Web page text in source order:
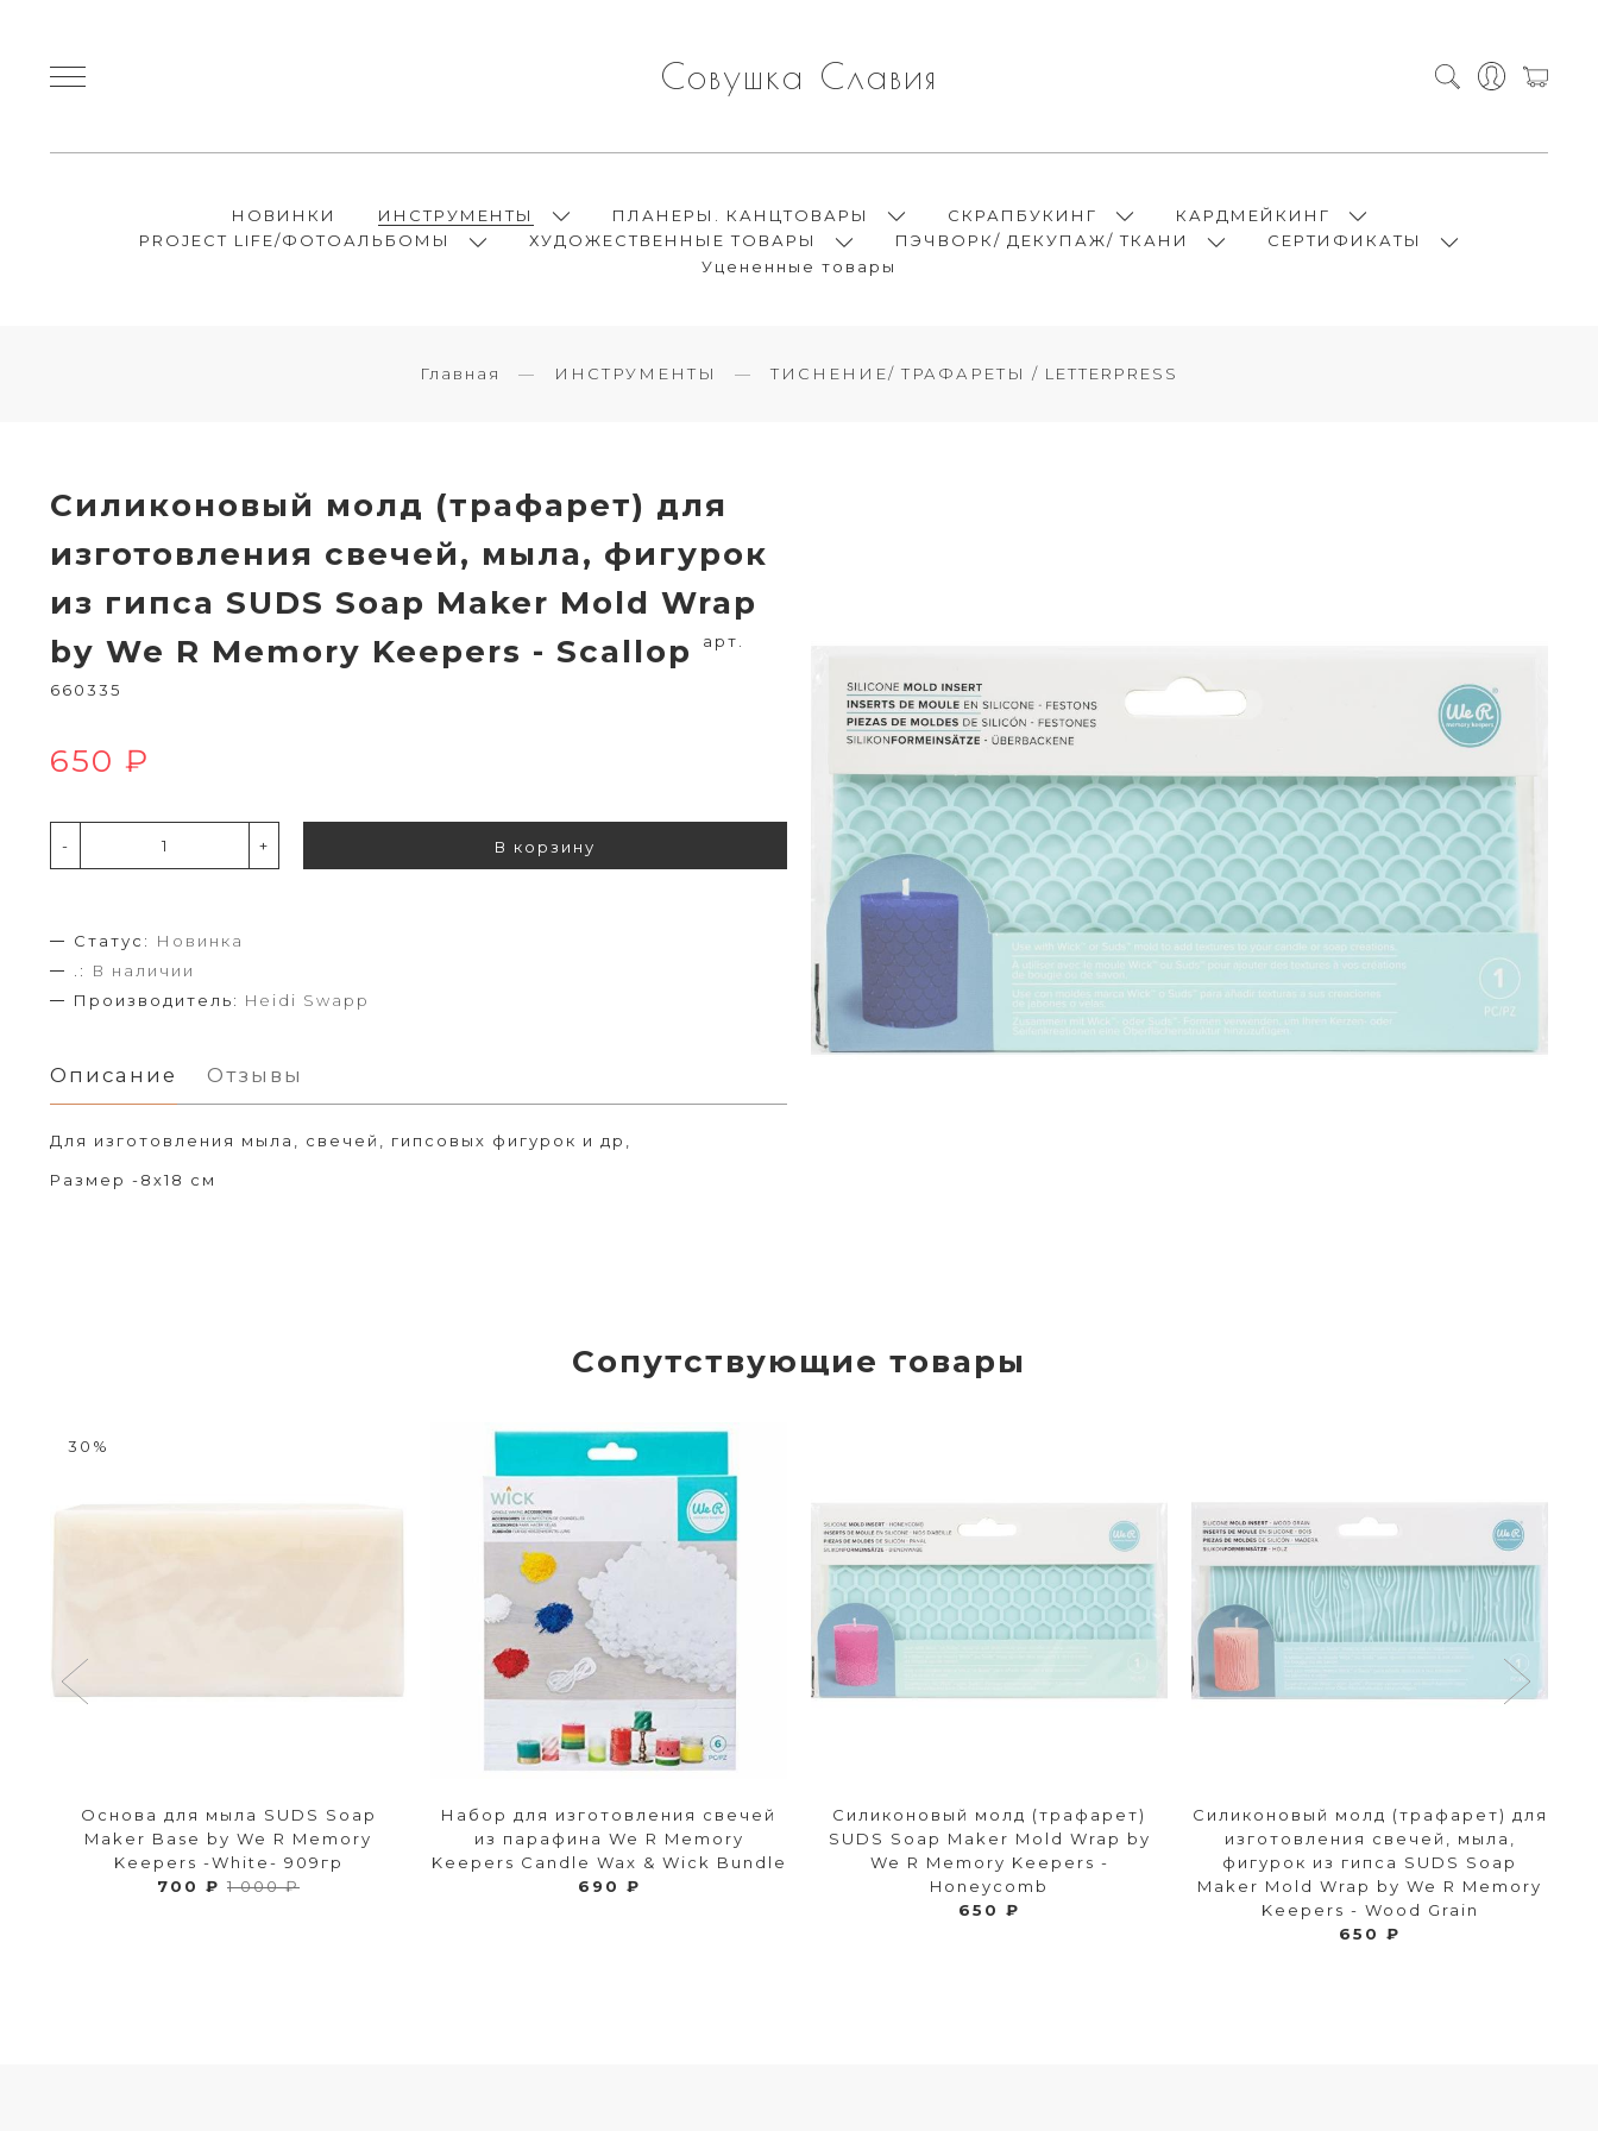
Совушка Славия
НОВИНКИ ИНСТРУМЕНТЫ ПЛАНЕРЫ. КАНЦТОВАРЫ СКРАПБУКИНГ
КАРДМЕЙКИНГ
PROJECT LIFE/ФОТОАЛЬБОМЫ
ХУДОЖЕСТВЕННЫЕ ТОВАРЫ ПЭЧВОРК/ ДЕКУПАЖ/ ТКАНИ
СЕРТИФИКАТЫ
Уцененные товары
Главная ИНСТРУМЕНТЫ ТИСНЕНИЕ/ ТРАФАРЕТЫ / LETTERPRESS
Силиконовый молд (трафарет) для
изготовления свечей, мыла, фигурок
из гипса SUDS Soap Maker Mold Wrap
by We R Memory Keepers - Scallop
арт.
660335
650 ₽
- + В корзину
Статус:
Новинка
.:
В наличии
Производитель: Heidi Swapp
Описание Отзывы
Для изготовления мыла, свечей, гипсовых фигурок и др,
Размер -8х18 см
Сопутствующие товары
30%
Основа для мыла SUDS Soap
Maker Base by We R Memory
Keepers -White- 909гр
700 ₽ 1 000 ₽
Набор для изготовления свечей
из парафина We R Memory
Keepers Candle Wax & Wick Bundle
690 ₽
Силиконовый молд (трафарет)
SUDS Soap Maker Mold Wrap by
We R Memory Keepers -
Honeycomb
650 ₽
Силиконовый молд (трафарет) для
изготовления свечей, мыла,
фигурок из гипса SUDS Soap
Maker Mold Wrap by We R Memory
Keepers - Wood Grain
650 ₽